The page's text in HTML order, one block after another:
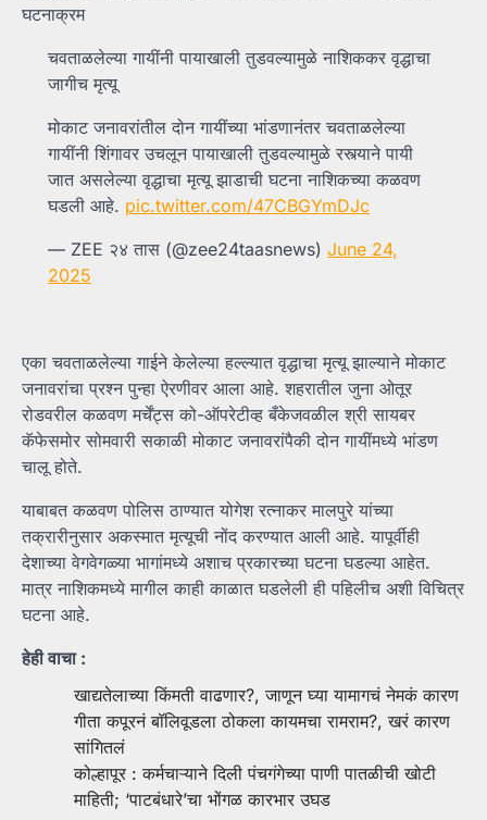
घटनाक्रम
चवताळलेल्या गायींनी पायाखाली तुडवल्यामुळे नाशिककर वृद्धाचा
जागीच मृत्यू
मोकाट जनावरांतील दोन गायींच्या भांडणानंतर चवताळलेल्या
गायींनी शिंगावर उचलून पायाखाली तुडवल्यामुळे रस्त्याने पायी
जात असलेल्या वृद्धाचा मृत्यू झाडाची घटना नाशिकच्या कळवण
घडली आहे. pic.twitter.com/47CBGYmDJc
— ZEE २४ तास (@zee24taasnews) June 24,
2025
एका चवताळलेल्या गाईने केलेल्या हल्ल्यात वृद्धाचा मृत्यू झाल्याने मोकाट
जनावरांचा प्रश्न पुन्हा ऐरणीवर आला आहे. शहरातील जुना ओतूर
रोडवरील कळवण मर्चेंट्स को-ऑपरेटीव्ह बँकेजवळील श्री सायबर
कॅफेसमोर सोमवारी सकाळी मोकाट जनावरांपैकी दोन गायींमध्ये भांडण
चालू होते.
याबाबत कळवण पोलिस ठाण्यात योगेश रत्नाकर मालपुरे यांच्या
तक्रारीनुसार अकस्मात मृत्यूची नोंद करण्यात आली आहे. यापूर्वीही
देशाच्या वेगवेगळ्या भागांमध्ये अशाच प्रकारच्या घटना घडल्या आहेत.
मात्र नाशिकमध्ये मागील काही काळात घडलेली ही पहिलीच अशी विचित्र
घटना आहे.
हेही वाचा :
खाद्यतेलाच्या किंमती वाढणार?, जाणून घ्या यामागचं नेमकं कारण
गीता कपूरनं बॉलिवूडला ठोकला कायमचा रामराम?, खरं कारण
सांगितलं
कोल्हापूर : कर्मचाऱ्याने दिली पंचगंगेच्या पाणी पातळीची खोटी
माहिती; ‘पाटबंधारे’चा भोंगळ कारभार उघड